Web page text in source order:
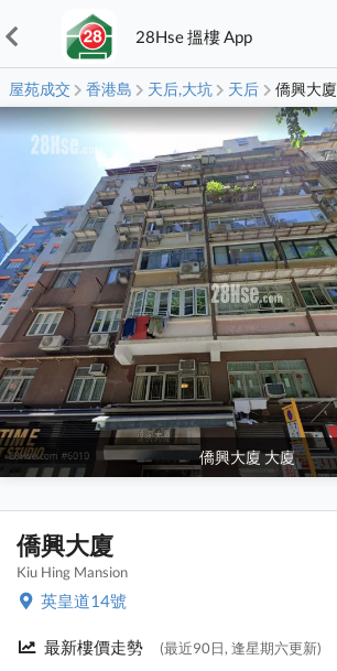
28Hse 搵樓 App
屋苑成交 香港島 天后,大坑 天后 僑興大廈
僑興大廈 大廈
僑興大廈
Kiu Hing Mansion
英皇道14號
最新樓價走勢 (最近90日, 逢星期六更新)